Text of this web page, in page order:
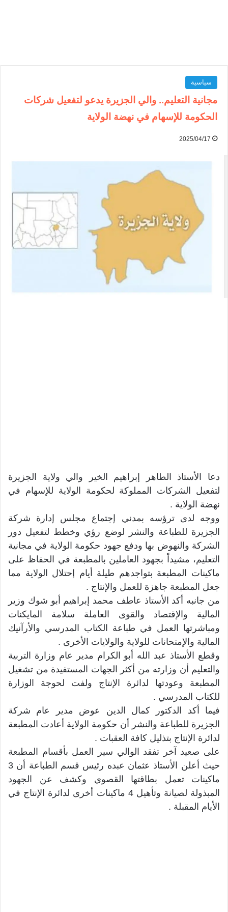
سياسية
مجانية التعليم.. والي الجزيرة يدعو لتفعيل شركات
الحكومة للإسهام في نهضة الولاية
2025/04/17
دعا الأستاذ الطاهر إبراهيم الخير والي ولاية الجزيرة
لتفعيل الشركات المملوكة لحكومة الولاية للإسهام في
نهضة الولاية .
ووجه لدى ترؤسه بمدني إجتماع مجلس إدارة شركة
الجزيرة للطباعة والنشر لوضع رؤي وخطط لتفعيل دور
الشركة والنهوض بها ودفع جهود حكومة الولاية في مجانية
التعليم، مشيداً بجهود العاملين بالمطبعة في الحفاظ على
ماكينات المطبعة بتواجدهم طيلة أيام إحتلال الولاية مما
جعل المطبعة جاهزة للعمل والإنتاج .
من جانبه أكد الأستاذ عاطف محمد إبراهيم أبو شوك وزير
المالية والإقتصاد والقوى العاملة سلامة المايكنات
ومباشرتها العمل في طباعة الكتاب المدرسي والأرآنيك
المالية والإمتحانات للولاية والولايات الأخرى .
وقطع الأستاذ عبد الله أبو الكرام مدير عام وزارة التربية
والتعليم أن وزارته من أكثر الجهات المستفيدة من تشغيل
المطبعة وعودتها لدائرة الإنتاج ولفت لحوجة الوزارة
للكتاب المدرسي .
فيما أكد الدكتور كمال الدين عوض مدير عام شركة
الجزيرة للطباعة والنشر أن حكومة الولاية أعادت المطبعة
لدائرة الإنتاج بتذليل كافة العقبات .
على صعيد آخر تفقد الوالي سير العمل بأقسام المطبعة
حيث أعلن الأستاذ عثمان عبده رئيس قسم الطباعة أن 3
ماكينات تعمل بطاقتها القصوي وكشف عن الجهود
المبذولة لصيانة وتأهيل 4 ماكينات أخرى لدائرة الإنتاج في
الأيام المقبلة .